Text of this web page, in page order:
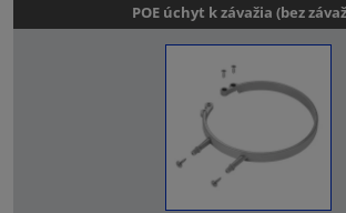
POE úchyt k závažia (bez